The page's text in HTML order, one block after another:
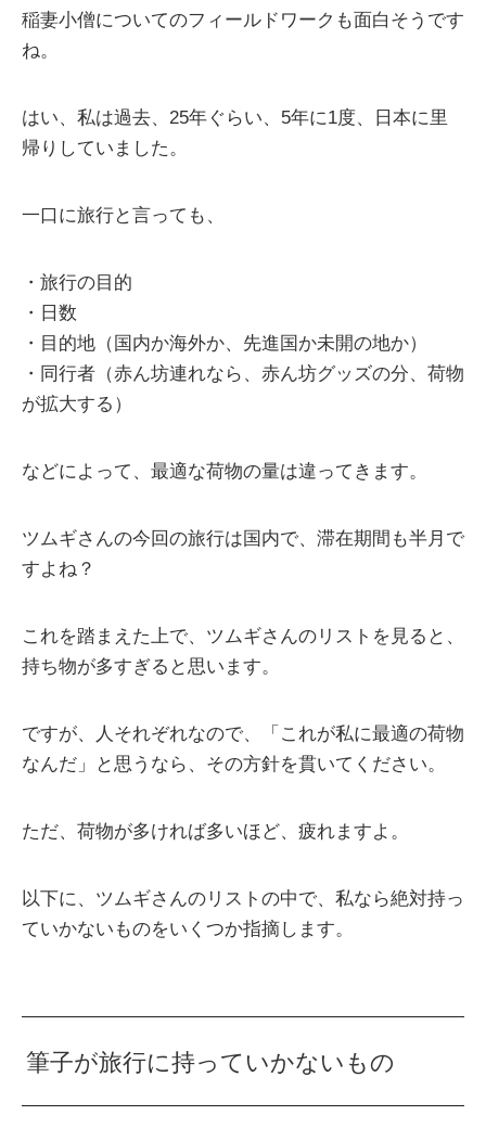
稲妻小僧についてのフィールドワークも面白そうです
ね。
はい、私は過去、25年ぐらい、5年に1度、日本に里
帰りしていました。
一口に旅行と言っても、
・旅行の目的
・日数
・目的地（国内か海外か、先進国か未開の地か）
・同行者（赤ん坊連れなら、赤ん坊グッズの分、荷物
が拡大する）
などによって、最適な荷物の量は違ってきます。
ツムギさんの今回の旅行は国内で、滞在期間も半月で
すよね？
これを踏まえた上で、ツムギさんのリストを見ると、
持ち物が多すぎると思います。
ですが、人それぞれなので、「これが私に最適の荷物
なんだ」と思うなら、その方針を貫いてください。
ただ、荷物が多ければ多いほど、疲れますよ。
以下に、ツムギさんのリストの中で、私なら絶対持っ
ていかないものをいくつか指摘します。
筆子が旅行に持っていかないもの